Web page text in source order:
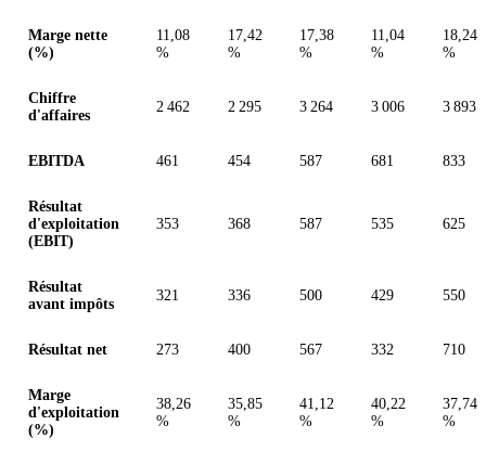
Marge nette
(%)
11,08
%
17,42
%
17,38
%
11,04
%
18,24
%
Chiffre
d'affaires
2 462 2 295 3 264 3 006 3 893
EBITDA 461 454 587 681 833
Résultat
d'exploitation
(EBIT)
353 368 587 535 625
Résultat
avant impôts
321 336 500 429 550
Résultat net 273 400 567 332 710
Marge
d'exploitation
(%)
38,26
%
35,85
%
41,12
%
40,22
%
37,74
%